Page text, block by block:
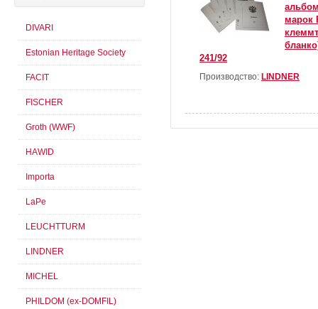
марок
241/92
Производство: LINDNER
DIVARI
Estonian Heritage Society
FACIT
FISCHER
Groth (WWF)
HAWID
Importa
LaPe
LEUCHTTURM
LINDNER
MICHEL
PHILDOM (ex-DOMFIL)